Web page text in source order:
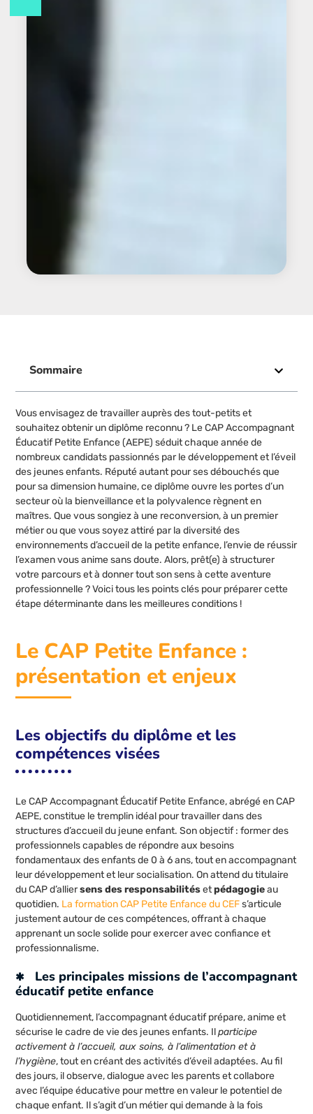
Sommaire
Vous envisagez de travailler auprès des tout-petits et
souhaitez obtenir un diplôme reconnu ? Le CAP Accompagnant
Éducatif Petite Enfance (AEPE) séduit chaque année de
nombreux candidats passionnés par le développement et l’éveil
des jeunes enfants. Réputé autant pour ses débouchés que
pour sa dimension humaine, ce diplôme ouvre les portes d’un
secteur où la bienveillance et la polyvalence règnent en
maîtres. Que vous songiez à une reconversion, à un premier
métier ou que vous soyez attiré par la diversité des
environnements d’accueil de la petite enfance, l’envie de réussir
l’examen vous anime sans doute. Alors, prêt(e) à structurer
votre parcours et à donner tout son sens à cette aventure
professionnelle ? Voici tous les points clés pour préparer cette
étape déterminante dans les meilleures conditions !
Le CAP Petite Enfance :
présentation et enjeux
Les objectifs du diplôme et les
compétences visées
Le CAP Accompagnant Éducatif Petite Enfance, abrégé en CAP
AEPE, constitue le tremplin idéal pour travailler dans des
structures d’accueil du jeune enfant. Son objectif : former des
professionnels capables de répondre aux besoins
fondamentaux des enfants de 0 à 6 ans, tout en accompagnant
leur développement et leur socialisation. On attend du titulaire
du CAP d’alliersens des responsabilitésetpédagogieau
quotidien. La formation CAP Petite Enfance du CEFs’articule
justement autour de ces compétences, offrant à chaque
apprenant un socle solide pour exercer avec confiance et
professionnalisme.
Les principales missions de l’accompagnant
éducatif petite enfance
Quotidiennement, l’accompagnant éducatif prépare, anime et
sécurise le cadre de vie des jeunes enfants. Ilparticipe
activement à l’accueil, aux soins, à l’alimentation et à
l’hygiène, tout en créant des activités d’éveil adaptées. Au fil
des jours, il observe, dialogue avec les parents et collabore
avec l’équipe éducative pour mettre en valeur le potentiel de
chaque enfant. Il s’agit d’un métier qui demande à la fois